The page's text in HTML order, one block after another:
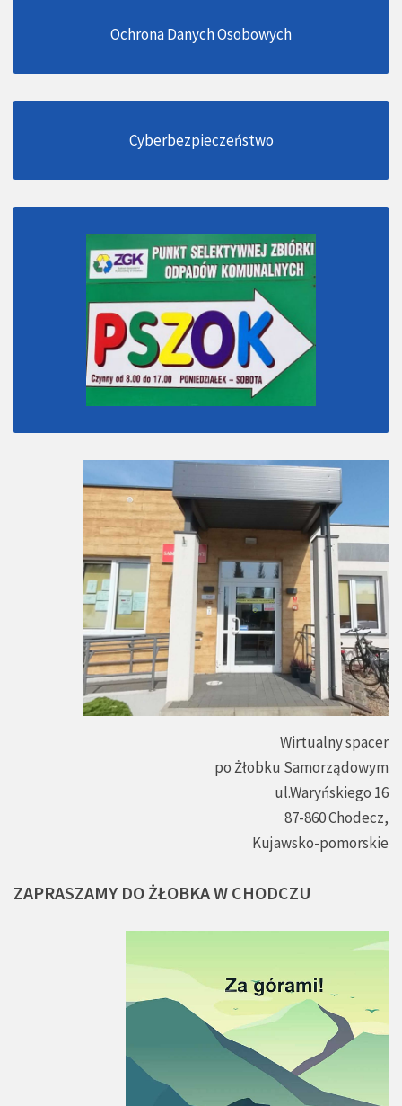
Ochrona Danych Osobowych
Cyberbezpieczeństwo
Wirtualny spacer
po Żłobku Samorządowym
ul.Waryńskiego 16
87-860 Chodecz,
Kujawsko-pomorskie
ZAPRASZAMY DO ŻŁOBKAW CHODCZU